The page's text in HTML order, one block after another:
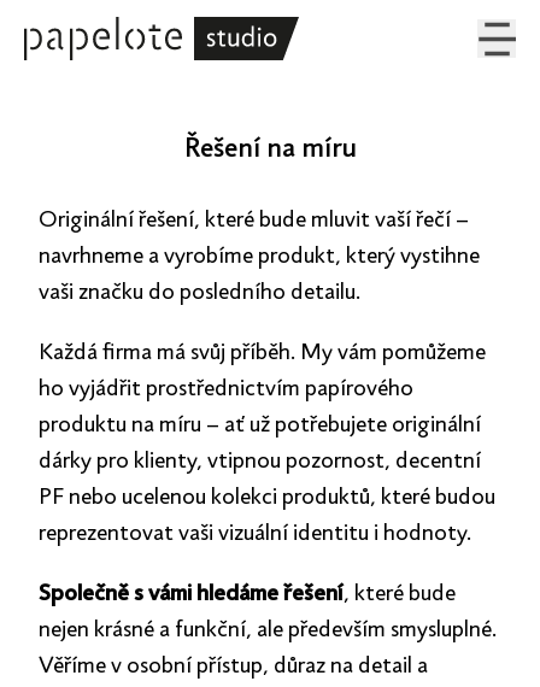
Řešení na míru
Originální řešení, které bude mluvit vaší řečí –
navrhneme a vyrobíme produkt, který vystihne
vaši značku do posledního detailu.
Každá firma má svůj příběh. My vám pomůžeme
ho vyjádřit prostřednictvím papírového
produktu na míru – ať už potřebujete originální
dárky pro klienty, vtipnou pozornost, decentní
PF nebo ucelenou kolekci produktů, které budou
reprezentovat vaši vizuální identitu i hodnoty.
Společně s vámi hledáme řešení, které bude
nejen krásné a funkční, ale především smysluplné.
Věříme v osobní přístup, důraz na detail a